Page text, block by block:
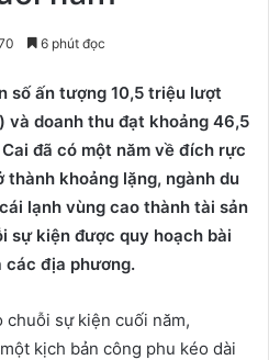
6 phút đọc
số ấn tượng 10,5 triệu lượt
và doanh thu đạt khoảng 46,5
đã có một năm về đích rực
thành khoảng lặng, ngành du
lạnh vùng cao thành tài sản
sự kiện được quy hoạch bài
các địa phương.
chuỗi sự kiện cuối năm,
kịch bản công phu kéo dài